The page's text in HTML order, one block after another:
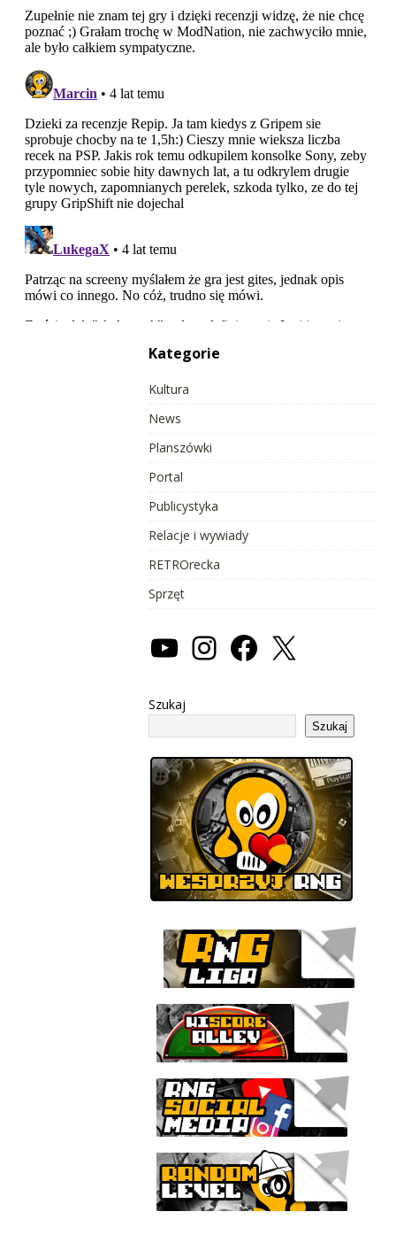
Kategorie
Kultura
News
Planszówki
Portal
Publicystyka
Relacje i wywiady
RETROrecka
Sprzęt
Szukaj
Szukaj